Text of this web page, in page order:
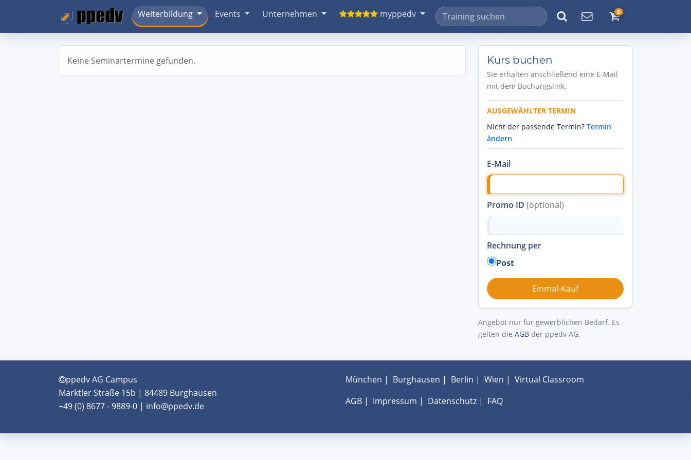
Weiterbildung Events Unternehmen myppedv 0
Keine Seminartermine gefunden. Kurs buchen
Sie erhalten anschließend eine E-Mail
mit dem Buchungslink.
AUSGEWÄHLTER TERMIN
Nicht der passende Termin? Termin
ändern
E-Mail
Promo ID (optional)
Rechnung per
Post
Angebot nur für gewerblichen Bedarf. Es
gelten die AGB der ppedv AG.
ppedv AG Campus
Marktler Straße 15b | 84489 Burghausen
+49 (0) 8677 - 9889-0 | info@ppedv.de
München | Burghausen | Berlin | Wien | Virtual Classroom
AGB| Impressum | Datenschutz| FAQ